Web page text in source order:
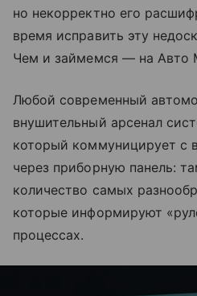
но некорректно его
время исправить эту
Чем и займемся — на Авто
Любой современный
внушительный арсенал
который коммуницирует с
через приборную панель:
количество самых
которые информируют
процессах.